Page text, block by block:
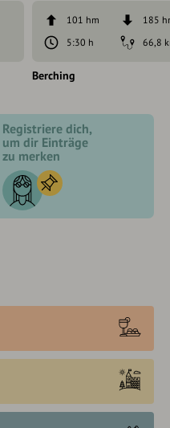
101 hm
185
5:30 h
66,8
Berching
Registriere dich,
um dir Einträge
zu merken